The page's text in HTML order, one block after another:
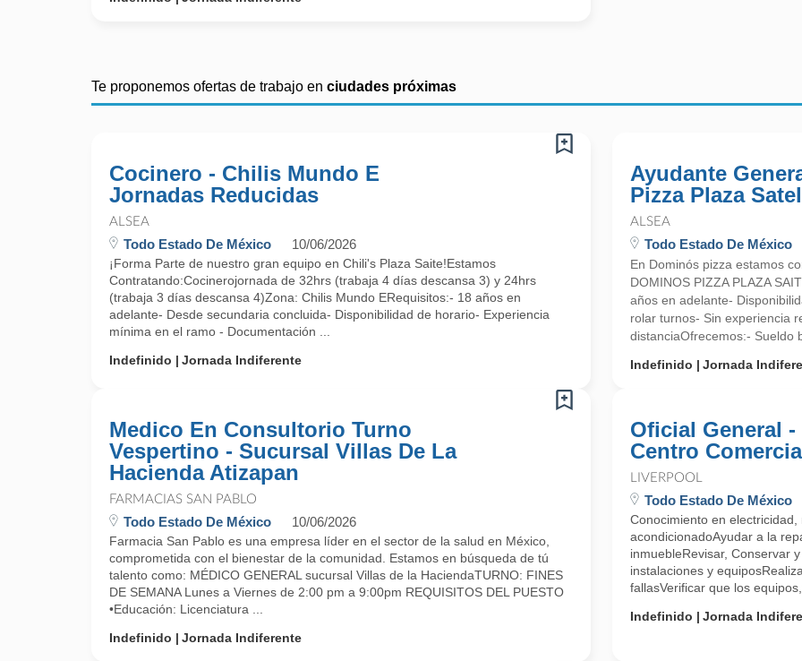
Te proponemos ofertas de trabajo en ciudades próximas
Cocinero - Chilis Mundo E
Jornadas Reducidas
ALSEA
Todo Estado De México 10/06/2026
¡Forma Parte de nuestro gran equipo en Chili's Plaza Saite!Estamos
Contratando:Cocinerojornada de 32hrs (trabaja 4 días descansa 3) y 24hrs
(trabaja 3 días descansa 4)Zona: Chilis Mundo ERequisitos:- 18 años en
adelante- Desde secundaria concluida- Disponibilidad de horario- Experiencia
mínima en el ramo - Documentación ...
Indefinido
Jornada Indiferente
Ayudante
Pizza Plaza
ALSEA
Todo Estado De México
En Dominós pizza estamos
DOMINOS PIZZA PLAZA
años en adelante-
rolar turnos- Sin experiencia
distanciaOfrecemos:- Sueldo
Indefinido
Jornada
Medico En Consultorio Turno
Vespertino - Sucursal Villas De La
Hacienda Atizapan
FARMACIAS SAN PABLO
Todo Estado De México 10/06/2026
Farmacia San Pablo es una empresa líder en el sector de la salud en México,
comprometida con el bienestar de la comunidad. Estamos en búsqueda de tú
talento como: MÉDICO GENERAL sucursal Villas de la HaciendaTURNO: FINES
DE SEMANA Lunes a Viernes de 2:00 pm a 9:00pm REQUISITOS DEL PUESTO
•Educación: Licenciatura ...
Indefinido
Jornada Indiferente
Oficial General
Centro
LIVERPOOL
Todo Estado De México
Conocimiento en
acondicionadoAyudar a la
inmuebleRevisar, Conservar
instalaciones y
fallasVerificar que los
Indefinido
Jornada